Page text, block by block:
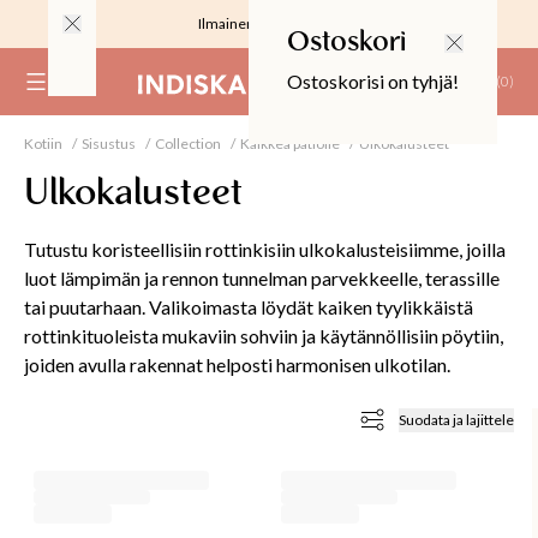
Ilmainen toimitus 59 €
(0)
Ostoskori
Ostoskorisi on tyhjä!
Kotiin Sisustus Collection Kaikkea patiolle Ulkokalusteet
Ulkokalusteet
Tutustu koristeellisiin rottinkisiin ulkokalusteisiimme, joilla
luot lämpimän ja rennon tunnelman parvekkeelle, terassille
tai puutarhaan. Valikoimasta löydät kaiken tyylikkäistä
rottinkituoleista mukaviin sohviin ja käytännöllisiin pöytiin,
joiden avulla rakennat helposti harmonisen ulkotilan.
Suodata ja lajittele